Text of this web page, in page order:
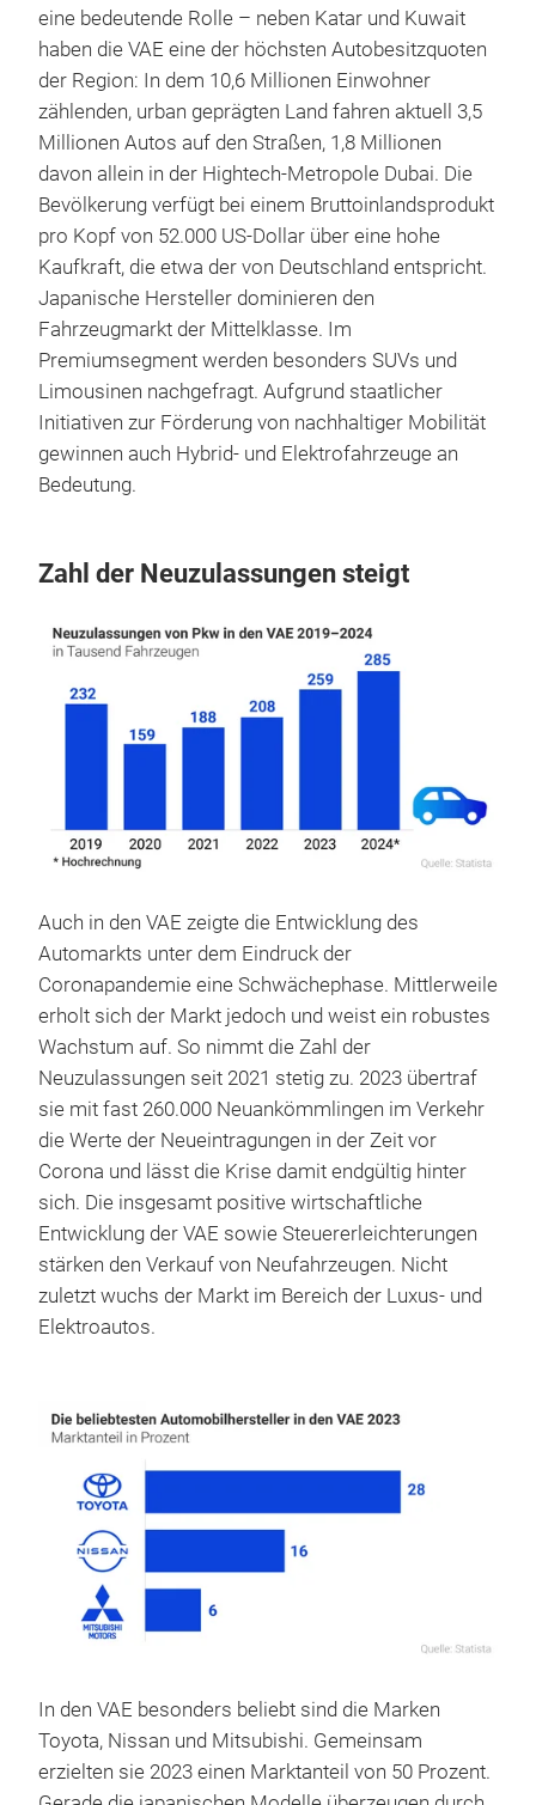
eine bedeutende Rolle – neben Katar und Kuwait
haben die VAE eine der höchsten Autobesitzquoten
der Region: In dem 10,6 Millionen Einwohner
zählenden, urban geprägten Land fahren aktuell 3,5
Millionen Autos auf den Straßen, 1,8 Millionen
davon allein in der Hightech-Metropole Dubai. Die
Bevölkerung verfügt bei einem Bruttoinlandsprodukt
pro Kopf von 52.000 US-Dollar über eine hohe
Kaufkraft, die etwa der von Deutschland entspricht.
Japanische Hersteller dominieren den
Fahrzeugmarkt der Mittelklasse. Im
Premiumsegment werden besonders SUVs und
Limousinen nachgefragt. Aufgrund staatlicher
Initiativen zur Förderung von nachhaltiger Mobilität
gewinnen auch Hybrid- und Elektrofahrzeuge an
Bedeutung.
Zahl der Neuzulassungen steigt
Auch in den VAE zeigte die Entwicklung des
Automarkts unter dem Eindruck der
Coronapandemie eine Schwächephase. Mittlerweile
erholt sich der Markt jedoch und weist ein robustes
Wachstum auf. So nimmt die Zahl der
Neuzulassungen seit 2021 stetig zu. 2023 übertraf
sie mit fast 260.000 Neuankömmlingen im Verkehr
die Werte der Neueintragungen in der Zeit vor
Corona und lässt die Krise damit endgültig hinter
sich. Die insgesamt positive wirtschaftliche
Entwicklung der VAE sowie Steuererleichterungen
stärken den Verkauf von Neufahrzeugen. Nicht
zuletzt wuchs der Markt im Bereich der Luxus- und
Elektroautos.
In den VAE besonders beliebt sind die Marken
Toyota, Nissan und Mitsubishi. Gemeinsam
erzielten sie 2023 einen Marktanteil von 50 Prozent.